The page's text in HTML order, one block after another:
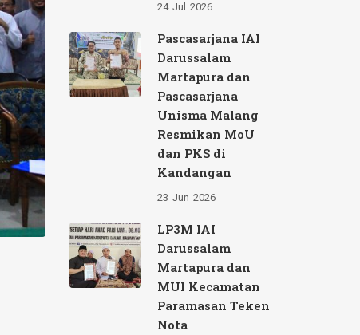
24 Jul 2026
Pascasarjana IAI
Darussalam
Martapura dan
Pascasarjana
Unisma Malang
Resmikan MoU
dan PKS di
Kandangan
23 Jun 2026
LP3M IAI
Darussalam
Martapura dan
MUI Kecamatan
Paramasan Teken
Nota